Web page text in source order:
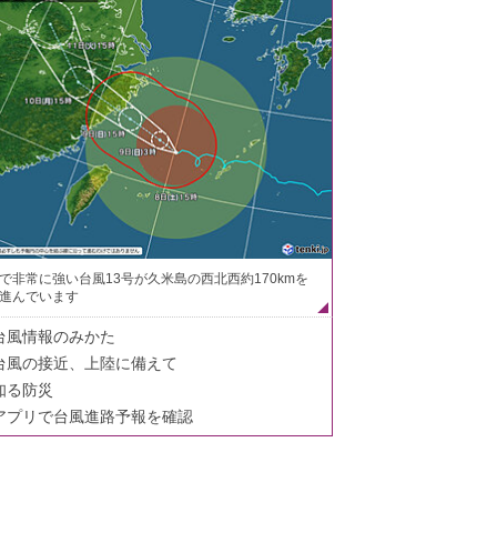
非常に強い台風13号が久米島の西北西約170kmを
んでいます
風情報のみかた
風の接近、上陸に備えて
る防災
プリで台風進路予報を確認